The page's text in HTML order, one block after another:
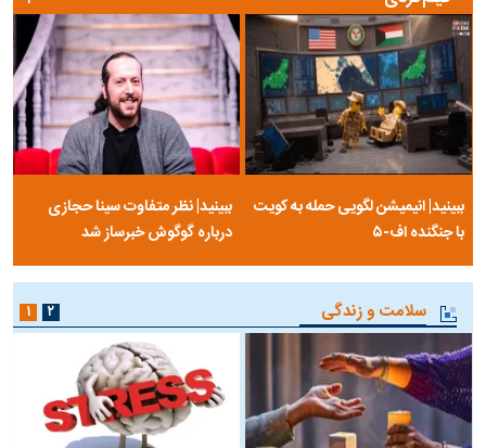
ببینید| انیمیشن لگویی حمله به کویت
با جنگنده اف-۵
ببینید| نظر متفاوت سینا حجازی
درباره گوگوش خبرساز شد
سلامت و زندگی ۱ ۲